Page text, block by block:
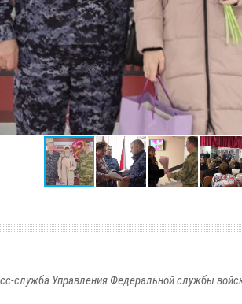
служба Управления Федеральной службы